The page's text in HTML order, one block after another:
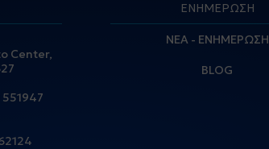
Center,
551947
ΕΝΗΜΕΡΩΣΗ
ΝΕΑ - ΕΝΗΜΕΡΩΣΗ
BLOG